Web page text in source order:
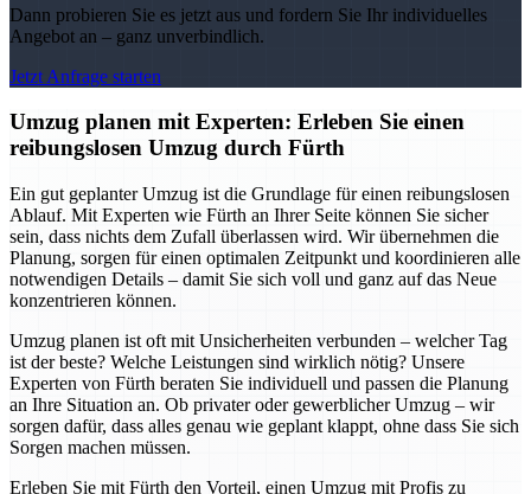
Dann probieren Sie es jetzt aus und fordern Sie Ihr individuelles
Angebot an – ganz unverbindlich.
Jetzt Anfrage starten
Umzug planen mit Experten: Erleben Sie einen
reibungslosen Umzug durch Fürth
Ein gut geplanter Umzug ist die Grundlage für einen reibungslosen
Ablauf. Mit Experten wie Fürth an Ihrer Seite können Sie sicher
sein, dass nichts dem Zufall überlassen wird. Wir übernehmen die
Planung, sorgen für einen optimalen Zeitpunkt und koordinieren alle
notwendigen Details – damit Sie sich voll und ganz auf das Neue
konzentrieren können.
Umzug planen ist oft mit Unsicherheiten verbunden – welcher Tag
ist der beste? Welche Leistungen sind wirklich nötig? Unsere
Experten von Fürth beraten Sie individuell und passen die Planung
an Ihre Situation an. Ob privater oder gewerblicher Umzug – wir
sorgen dafür, dass alles genau wie geplant klappt, ohne dass Sie sich
Sorgen machen müssen.
Erleben Sie mit Fürth den Vorteil, einen Umzug mit Profis zu